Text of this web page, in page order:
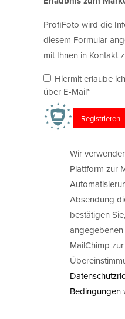
ProfiFoto wird die
diesem Formular
mit Ihnen in Kontakt
Hiermit erlaube
über E-Mail*
Wir
Plattform zur
Absendung
bestätigen
MailChimp
Bedingungen